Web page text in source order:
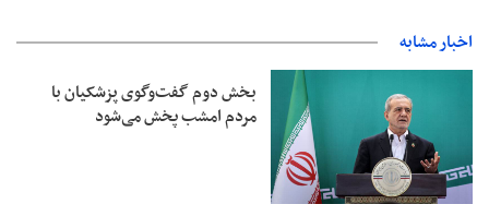
اخبار مشابه
بخش دوم گفت‌وگوی پزشکیان با
مردم امشب پخش می‌شود